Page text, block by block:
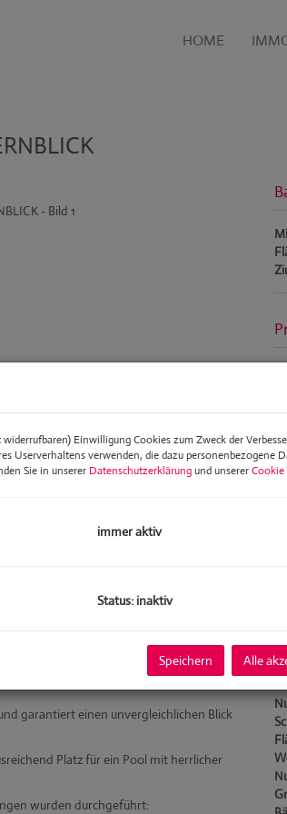
HOME
garantiert einen unvergleichlichen Blick
Platz für ein Pool mit herrlicher
wurden durchgeführt:
Einwilligung Cookies zum Zweck der
Userverhaltens verwenden, die dazu personenbezogene
Sie in unserer Datenschutzerklärungund unsererCookie
immer aktiv
Status: inaktiv
Speichern Alle